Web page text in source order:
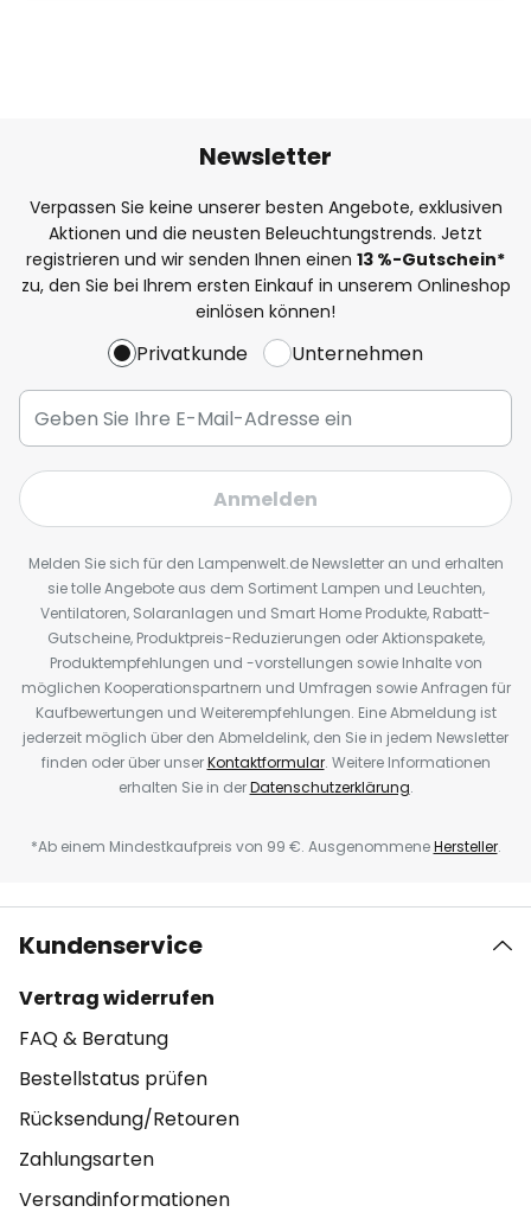
Newsletter
Verpassen Sie keine unserer besten Angebote, exklusiven
Aktionen und die neusten Beleuchtungstrends. Jetzt
registrieren und wir senden Ihnen einen 13 %-Gutschein*
zu, den Sie bei Ihrem ersten Einkauf in unserem Onlineshop
einlösen können!
Privatkunde Unternehmen
Anmelden
Melden Sie sich für den Lampenwelt.de Newsletter an und erhalten
sie tolle Angebote aus dem Sortiment Lampen und Leuchten,
Ventilatoren, Solaranlagen und Smart Home Produkte, Rabatt-
Gutscheine, Produktpreis-Reduzierungen oder Aktionspakete,
Produktempfehlungen und -vorstellungen sowie Inhalte von
möglichen Kooperationspartnern und Umfragen sowie Anfragen für
Kaufbewertungen und Weiterempfehlungen. Eine Abmeldung ist
jederzeit möglich über den Abmeldelink, den Sie in jedem Newsletter
finden oder über unserKontaktformular. Weitere Informationen
erhalten Sie in derDatenschutzerklärung.
*Ab einem Mindestkaufpreis von 99 €. AusgenommeneHersteller.
Kundenservice
Vertrag widerrufen
FAQ & Beratung
Bestellstatus prüfen
Rücksendung/Retouren
Zahlungsarten
Versandinformationen